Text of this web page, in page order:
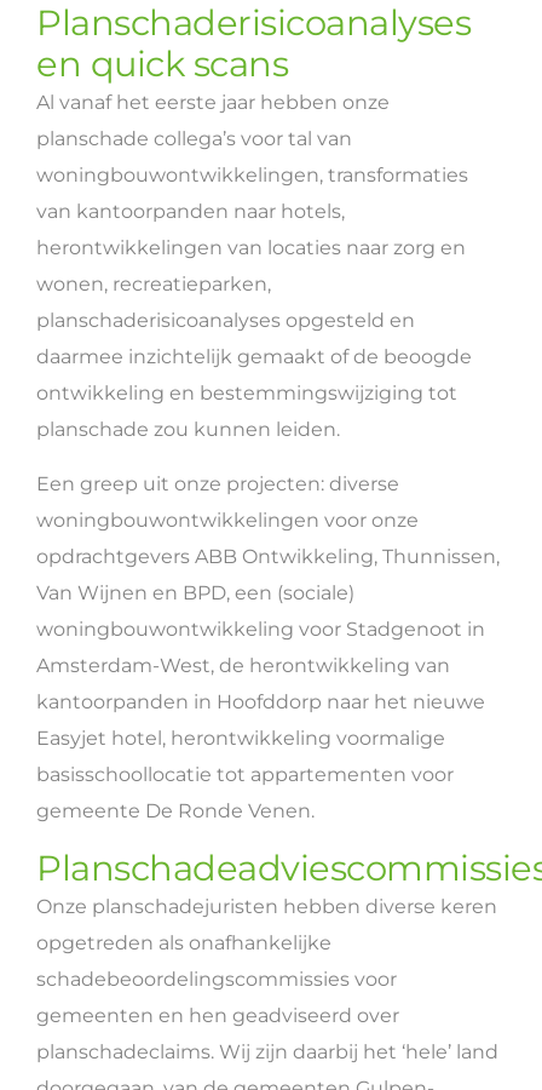
Planschaderisicoanalyses
en quick scans
Al vanaf het eerste jaar hebben onze
planschade collega’s voor tal van
woningbouwontwikkelingen, transformaties
van kantoorpanden naar hotels,
herontwikkelingen van locaties naar zorg en
wonen, recreatieparken,
planschaderisicoanalyses opgesteld en
daarmee inzichtelijk gemaakt of de beoogde
ontwikkeling en bestemmingswijziging tot
planschade zou kunnen leiden.
Een greep uit onze projecten: diverse
woningbouwontwikkelingen voor onze
opdrachtgevers ABB Ontwikkeling, Thunnissen,
Van Wijnen en BPD, een (sociale)
woningbouwontwikkeling voor Stadgenoot in
Amsterdam-West, de herontwikkeling van
kantoorpanden in Hoofddorp naar het nieuwe
Easyjet hotel, herontwikkeling voormalige
basisschoollocatie tot appartementen voor
gemeente De Ronde Venen.
Onze planschadejuristen hebben diverse keren
opgetreden als onafhankelijke
schadebeoordelingscommissies voor
gemeenten en hen geadviseerd over
planschadeclaims. Wij zijn daarbij het ‘hele’ land